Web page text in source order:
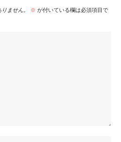
ません。 ※ が付いている欄は必須項目で